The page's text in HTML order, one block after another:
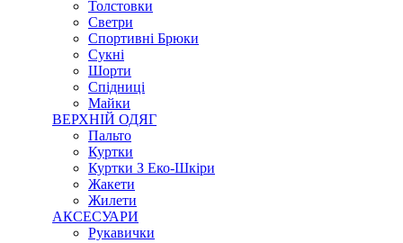
Толстовки
Светри
Спортивні Брюки
Сукні
Шорти
Спідниці
Майки
ВЕРХНІЙ ОДЯГ
Пальто
Куртки
Куртки З Еко-Шкіри
Жакети
Жилети
АКСЕСУАРИ
Рукавички